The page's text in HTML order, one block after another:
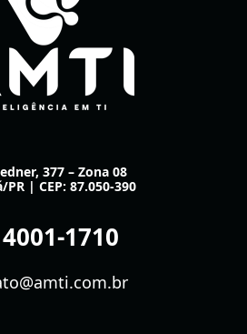
377 – Zona 08
PR | CEP: 87.050-390
1710